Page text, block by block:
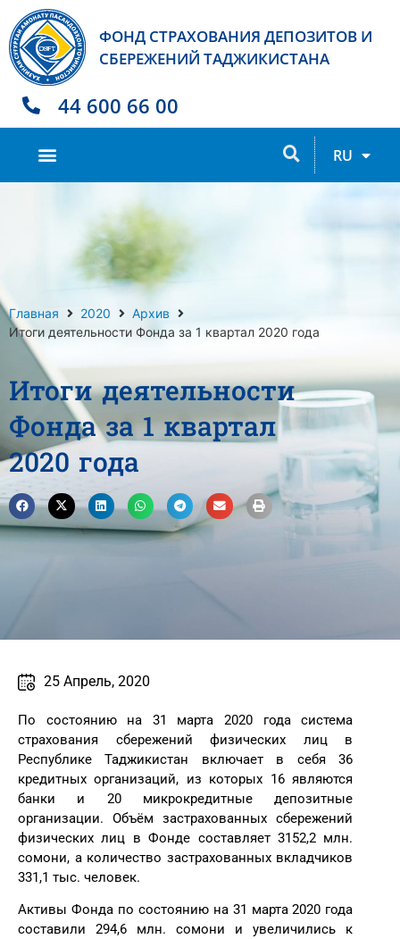
ФОНД СТРАХОВАНИЯ ДЕПОЗИТОВ И
СБЕРЕЖЕНИЙ ТАДЖИКИСТАНА
44 600 66 00
RU
EN
Главная 2020
Архив
Итоги деятельности Фонда за 1 квартал 2020 года
Итоги деятельности
Фонда за 1 квартал
2020 года
25 Апрель, 2020
По состоянию на 31 марта 2020 года система
страхования сбережений физических лиц в
Республике Таджикистан включает в себя 36
кредитных организаций, из которых 16 являются
банки и 20 микрокредитные депозитные
организации. Объём застрахованных сбережений
физических лиц в Фонде составляет 3152,2 млн.
сомони, а количество застрахованных вкладчиков
331,1 тыс. человек.
Активы Фонда по состоянию на 31 марта 2020 года
составили 294,6 млн. сомони и увеличились к